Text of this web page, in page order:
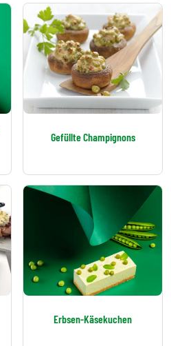
Gefüllte Champignons
Erbsen-Käsekuchen